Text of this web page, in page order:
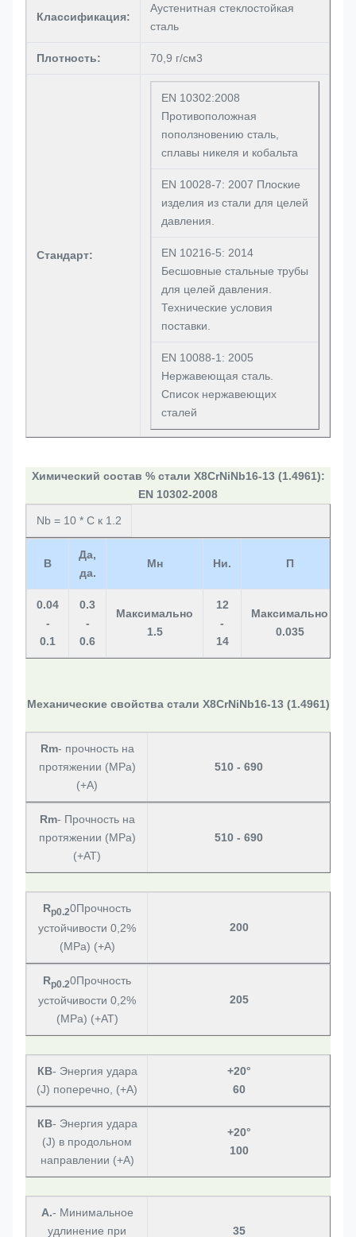
Классификация:
Аустенитная стеклостойкая
сталь
Плотность: 70,9 г/см3
Стандарт:
EN 10302:2008
Противоположная
поползновению сталь,
сплавы никеля и кобальта
EN 10028-7: 2007 Плоские
изделия из стали для целей
давления.
EN 10216-5: 2014
Бесшовные стальные трубы
для целей давления.
Технические условия
поставки.
EN 10088-1: 2005
Нержавеющая сталь.
Список нержавеющих
сталей
Химический состав % стали X8CrNiNb16-13 (1.4961):
EN 10302-2008
Nb = 10 * C к 1.2
В
Да,
да.
Мн Ни. П
0.04
-
0.1
0.3
-
0.6
Максимально
1.5
12
-
14
Максимально
0.035
Механические свойства стали X8CrNiNb16-13 (1.4961)
Rm- прочность на
протяжении (MPa)
(+A)
510 - 690
Rm- Прочность на
протяжении (MPa)
(+AT)
510 - 690
Rp0.20Прочность
устойчивости 0,2%
(MPa) (+A)
200
Rp0.20Прочность
устойчивости 0,2%
(MPa) (+AT)
205
КВ- Энергия удара
(J) поперечно, (+A)
+20°
60
КВ- Энергия удара
(J) в продольном
направлении (+A)
+20°
100
А.- Минимальное
удлинение при
35